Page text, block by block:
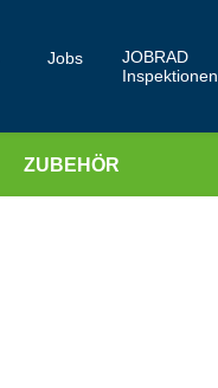
Jobs
JOBRAD
Inspektionen
ZUBEHÖR